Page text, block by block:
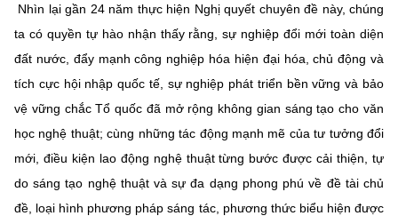
Nhìn lại gần 24 năm thực hiện Nghị quyết chuyên đề này, chúng
ta có quyền tự hào nhận thấy rằng, sự nghiệp đổi mới toàn diện
đất nước, đẩy mạnh công nghiệp hóa hiện đại hóa, chủ động và
tích cực hội nhập quốc tế, sự nghiệp phát triển bền vững và bảo
vệ vững chắc Tổ quốc đã mở rộng không gian sáng tạo cho văn
học nghệ thuật; cùng những tác động mạnh mẽ của tư tưởng đổi
mới, điều kiện lao động nghệ thuật từng bước được cải thiện, tự
do sáng tạo nghệ thuật và sự đa dạng phong phú về đề tài chủ
đề, loại hình phương pháp sáng tác, phương thức biểu hiện được